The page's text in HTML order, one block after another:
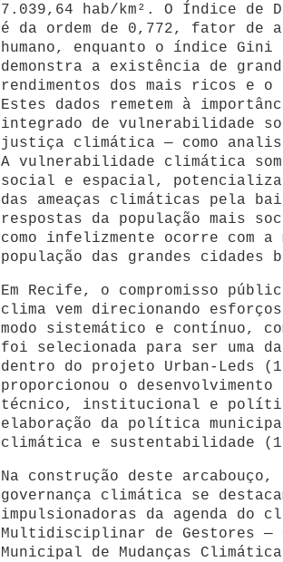
7.039,64 hab/km². O Índice de
é da ordem de 0,772, fator de
humano, enquanto o índice
demonstra a existência de
rendimentos dos mais ricos e o
Estes dados remetem à
integrado de vulnerabilidade
justiça climática — como
A vulnerabilidade climática
social e espacial,
das ameaças climáticas pela
respostas da população mais
como infelizmente ocorre com
população das grandes
Em Recife, o compromisso
clima vem direcionando
modo sistemático e contínuo,
foi selecionada para ser uma
dentro do projeto Urban-Leds
proporcionou o desenvolvimento
técnico, institucional e
elaboração da política
climática e sustentabilidade
Na construção deste
governança climática se
impulsionadoras da agenda do
Multidisciplinar de Gestores —
Municipal de Mudanças